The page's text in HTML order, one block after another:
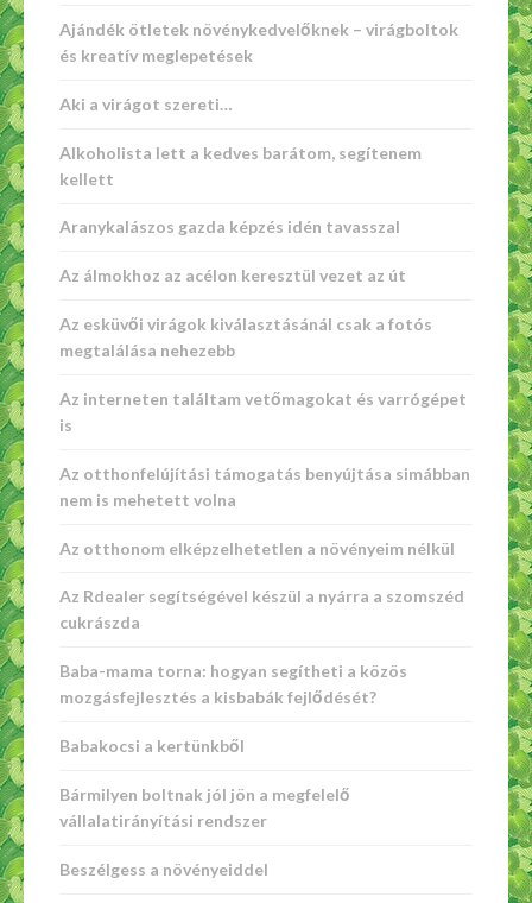
Ajándék ötletek növénykedvelőknek – virágboltok
és kreatív meglepetések
Aki a virágot szereti…
Alkoholista lett a kedves barátom, segítenem
kellett
Aranykalászos gazda képzés idén tavasszal
Az álmokhoz az acélon keresztül vezet az út
Az esküvői virágok kiválasztásánál csak a fotós
megtalálása nehezebb
Az interneten találtam vetőmagokat és varrógépet
is
Az otthonfelújítási támogatás benyújtása simábban
nem is mehetett volna
Az otthonom elképzelhetetlen a növényeim nélkül
Az Rdealer segítségével készül a nyárra a szomszéd
cukrászda
Baba-mama torna: hogyan segítheti a közös
mozgásfejlesztés a kisbabák fejlődését?
Babakocsi a kertünkből
Bármilyen boltnak jól jön a megfelelő
vállalatirányítási rendszer
Beszélgess a növényeiddel